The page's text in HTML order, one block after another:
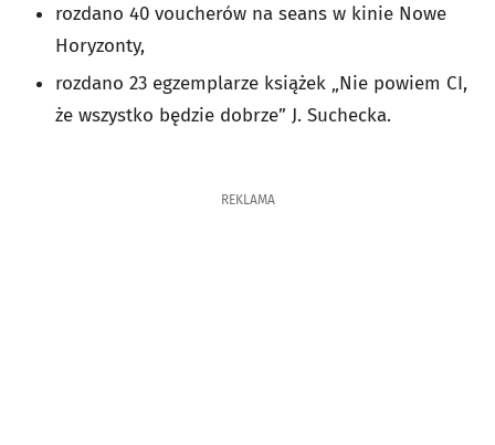
rozdano 40 voucherów na seans w kinie Nowe
Horyzonty,
rozdano 23 egzemplarze książek „Nie powiem CI,
że wszystko będzie dobrze” J. Suchecka.
REKLAMA